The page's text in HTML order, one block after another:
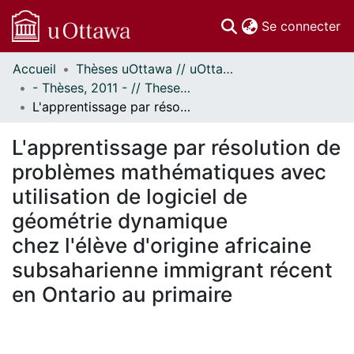
Se connecter
Communautés
et collections
Parcourir
À propos
Accueil
Thèses uOttawa // uOttawa Theses
- Thèses, 2011 - // Theses, 2011 -
L'apprentissage par résolution de problèmes mathématiques avec utilisation de logiciel de géométrie dynamique chez l'élève d'origine africaine subsaharienne immigrant récent en Ontario au primaire
L'apprentissage par résolution de
problèmes mathématiques avec
utilisation de logiciel de
géométrie dynamique
chez l'élève d'origine africaine
subsaharienne immigrant récent
en Ontario au primaire